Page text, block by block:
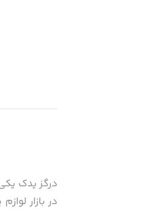
درگز یدک
در بازار